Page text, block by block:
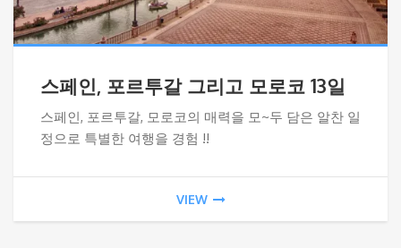
스페인, 포르투갈 그리고 모로코 13일
스페인, 포르투갈, 모로코의 매력을 모~두 담은 알찬 일
정으로 특별한 여행을 경험 !!
VIEW